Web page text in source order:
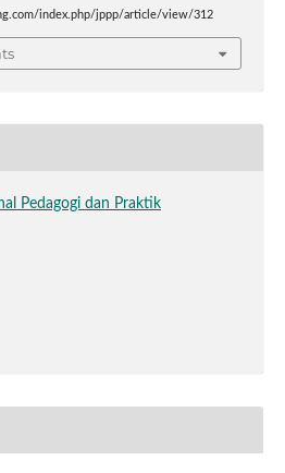
index.php/jppp/article/view/312
Pedagogi dan Praktik